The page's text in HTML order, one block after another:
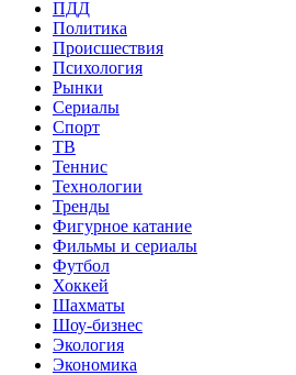
ПДД
Политика
Происшествия
Психология
Рынки
Сериалы
Спорт
ТВ
Теннис
Технологии
Тренды
Фигурное катание
Фильмы и сериалы
Футбол
Хоккей
Шахматы
Шоу-бизнес
Экология
Экономика